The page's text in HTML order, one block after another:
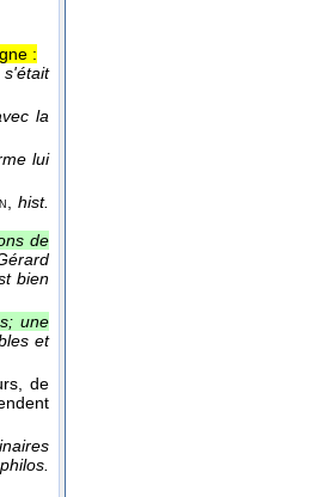
:
s'était
la
lui
,hist.
de
bien
une
et
de